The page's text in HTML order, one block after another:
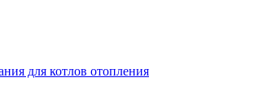
для котлов отопления